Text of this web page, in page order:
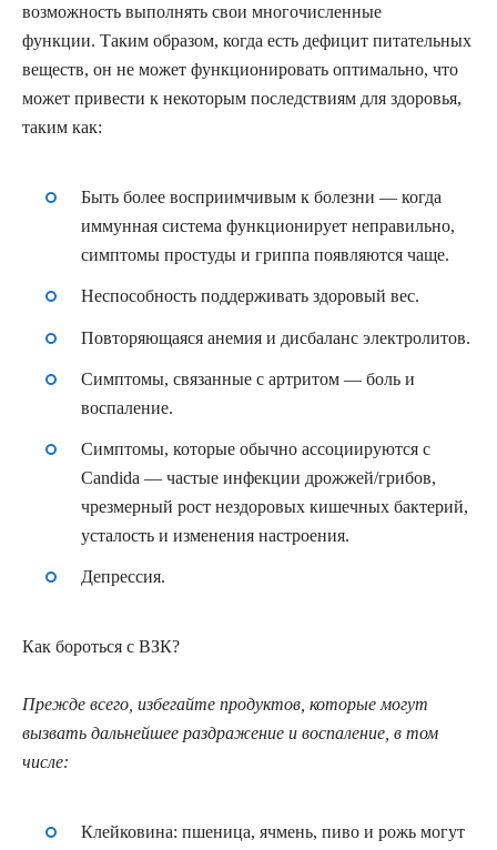
возможность выполнять свои многочисленные
функции. Таким образом, когда есть дефицит питательных
веществ, он не может функционировать оптимально, что
может привести к некоторым последствиям для здоровья,
таким как:
Быть более восприимчивым к болезни — когда
иммунная система функционирует неправильно,
симптомы простуды и гриппа появляются чаще.
Неспособность поддерживать здоровый вес.
Повторяющаяся анемия и дисбаланс электролитов.
Симптомы, связанные с артритом — боль и
воспаление.
Симптомы, которые обычно ассоциируются с
Candida — частые инфекции дрожжей/грибов,
чрезмерный рост нездоровых кишечных бактерий,
усталость и изменения настроения.
Депрессия.
Как бороться с ВЗК?
Прежде всего, избегайте продуктов, которые могут
вызвать дальнейшее раздражение и воспаление, в том
числе:
Клейковина: пшеница, ячмень, пиво и рожь могут